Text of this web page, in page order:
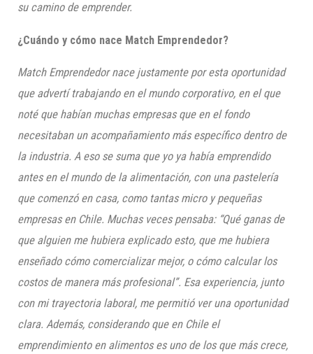
su camino de emprender.
¿Cuándo y cómo nace Match Emprendedor?
Match Emprendedor nace justamente por esta oportunidad
que advertí trabajando en el mundo corporativo, en el que
noté que habían muchas empresas que en el fondo
necesitaban un acompañamiento más específico dentro de
la industria. A eso se suma que yo ya había emprendido
antes en el mundo de la alimentación, con una pastelería
que comenzó en casa, como tantas micro y pequeñas
empresas en Chile. Muchas veces pensaba: “Qué ganas de
que alguien me hubiera explicado esto, que me hubiera
enseñado cómo comercializar mejor, o cómo calcular los
costos de manera más profesional”. Esa experiencia, junto
con mi trayectoria laboral, me permitió ver una oportunidad
clara. Además, considerando que en Chile el
emprendimiento en alimentos es uno de los que más crece,